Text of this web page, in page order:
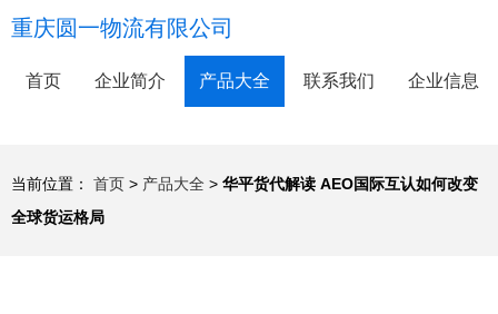
重庆圆一物流有限公司
首页 企业简介 产品大全 联系我们 企业信息
当前位置： 首页 > 产品大全 > 华平货代解读 AEO国际互认如何改变
全球货运格局